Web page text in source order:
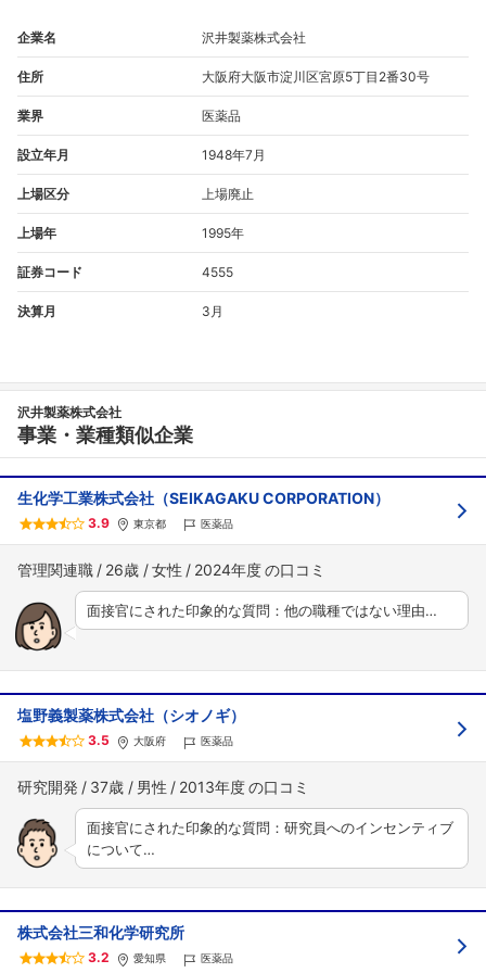
企業名 沢井製薬株式会社
住所 大阪府大阪市淀川区宮原5丁目2番30号
業界 医薬品
設立年月 1948年7月
上場区分 上場廃止
上場年 1995年
証券コード 4555
決算月 3月
沢井製薬株式会社
事業・業種類似企業
生化学工業株式会社（SEIKAGAKU CORPORATION）
3.9 東京都 医薬品
管理関連職 26歳 女性 2024年度
面接官にされた印象的な質問：他の職種ではない理由…
塩野義製薬株式会社（シオノギ）
3.5 大阪府 医薬品
研究開発 37歳 男性 2013年度
面接官にされた印象的な質問：研究員へのインセンティブ
について…
株式会社三和化学研究所
3.2 愛知県 医薬品